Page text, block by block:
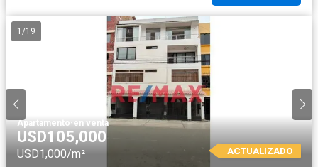
1 /19
Apartamento·en venta
USD105,000
USD1,000/m² ACTUALIZADO